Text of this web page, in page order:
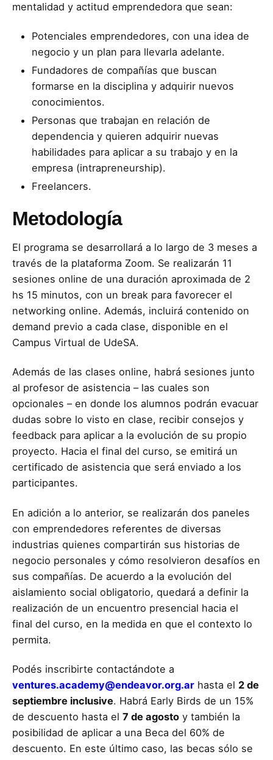
mentalidad y actitud emprendedora que sean:
Potenciales emprendedores, con una idea de
negocio y un plan para llevarla adelante.
Fundadores de compañías que buscan
formarse en la disciplina y adquirir nuevos
conocimientos.
Personas que trabajan en relación de
dependencia y quieren adquirir nuevas
habilidades para aplicar a su trabajo y en la
empresa (intrapreneurship).
Freelancers.
Metodología
El programa se desarrollará a lo largo de 3 meses a
través de la plataforma Zoom. Se realizarán 11
sesiones online de una duración aproximada de 2
hs 15 minutos, con un break para favorecer el
networking online. Además, incluirá contenido on
demand previo a cada clase, disponible en el
Campus Virtual de UdeSA.
Además de las clases online, habrá sesiones junto
al profesor de asistencia – las cuales son
opcionales – en donde los alumnos podrán evacuar
dudas sobre lo visto en clase, recibir consejos y
feedback para aplicar a la evolución de su propio
proyecto. Hacia el final del curso, se emitirá un
certificado de asistencia que será enviado a los
participantes.
En adición a lo anterior, se realizarán dos paneles
con emprendedores referentes de diversas
industrias quienes compartirán sus historias de
negocio personales y cómo resolvieron desafíos en
sus compañías. De acuerdo a la evolución del
aislamiento social obligatorio, quedará a definir la
realización de un encuentro presencial hacia el
final del curso, en la medida en que el contexto lo
permita.
Podés inscribirte contactándote a
ventures.academy@endeavor.org.ar hasta el 2 de
septiembre inclusive. Habrá Early Birds de un 15%
de descuento hasta el 7 de agosto y también la
posibilidad de aplicar a una Beca del 60% de
descuento. En este último caso, las becas sólo se